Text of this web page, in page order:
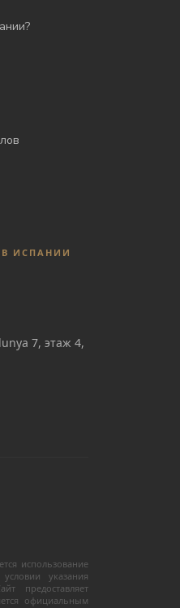
ИСПАНИИ
7, этаж 4,
использование
указания
предоставляет
официальным